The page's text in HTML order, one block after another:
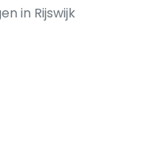
in Rijswijk